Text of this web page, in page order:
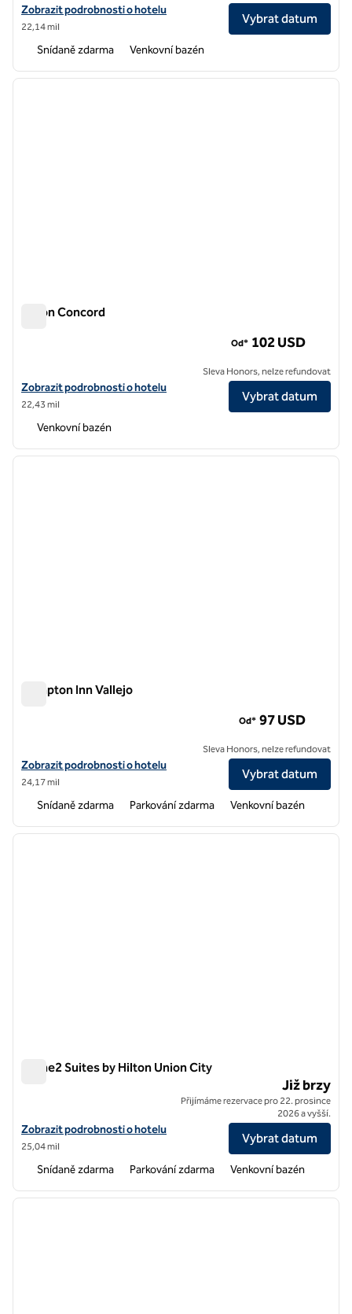
Zobrazit podrobnosti o hotelu Homewood Suites by Hilton Pleasant
Zobrazit podrobnosti o hotelu
22,14 mil
Vybrat datum
Snídaně zdarma Venkovní bazén
1 z 12
další
Hilton Concord
Zobrazit podrobnosti o hotelu Hilton Concord
Zobrazit podrobnosti o hotelu
22,43 mil
Od* 102 USD
Sleva Honors, nelze refundovat
Vybrat datum
Venkovní bazén
1 z 12
další
Hampton Inn Vallejo
Zobrazit podrobnosti o hotelu Hampton Inn Vallejo
Zobrazit podrobnosti o hotelu
24,17 mil
Od* 97 USD
Sleva Honors, nelze refundovat
Vybrat datum
Snídaně zdarma Parkování zdarma Venkovní bazén
1 z 12
další
Home2 Suites by Hilton Union City
Zobrazit podrobnosti o hotelu Home2 Suites by Hilton Union City
Zobrazit podrobnosti o hotelu
25,04 mil
Již brzy
Přijímáme rezervace pro 22. prosince
2026 a vyšší.
Vybrat datum
Snídaně zdarma Parkování zdarma Venkovní bazén
1 z 11
další